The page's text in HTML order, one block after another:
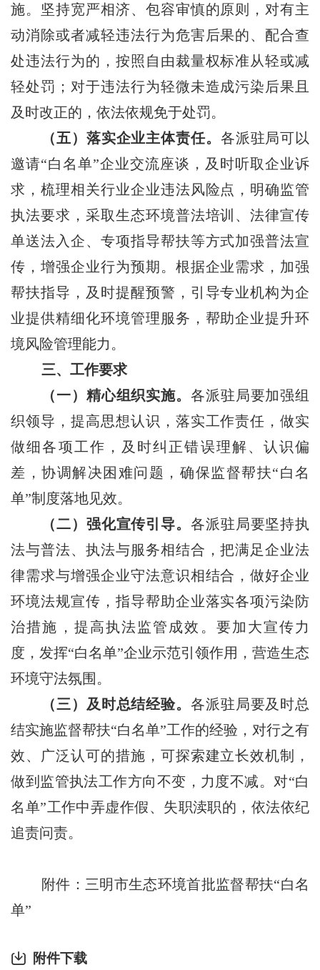
施。坚持宽严相济、包容审慎的原则，对有主
动消除或者减轻违法行为危害后果的、配合查
处违法行为的，按照自由裁量权标准从轻或减
轻处罚；对于违法行为轻微未造成污染后果且
及时改正的，依法依规免于处罚。
（五）落实企业主体责任。 各派驻局可以
邀请“白名单”企业交流座谈，及时听取企业诉
求，梳理相关行业企业违法风险点，明确监管
执法要求，采取生态环境普法培训、法律宣传
单送法入企、专项指导帮扶等方式加强普法宣
传，增强企业行为预期。根据企业需求，加强
帮扶指导，及时提醒预警，引导专业机构为企
业提供精细化环境管理服务，帮助企业提升环
境风险管理能力。
三、工作要求
（一）精心组织实施。 各派驻局要加强组
织领导，提高思想认识，落实工作责任，做实
做细各项工作，及时纠正错误理解、认识偏
差，协调解决困难问题，确保监督帮扶“白名
单”制度落地见效。
（二）强化宣传引导。 各派驻局要坚持执
法与普法、执法与服务相结合，把满足企业法
律需求与增强企业守法意识相结合，做好企业
环境法规宣传，指导帮助企业落实各项污染防
治措施，提高执法监管成效。要加大宣传力
度，发挥“白名单”企业示范引领作用，营造生态
环境守法氛围。
（三）及时总结经验。 各派驻局要及时总
结实施监督帮扶“白名单”工作的经验，对行之有
效、广泛认可的措施，可探索建立长效机制，
做到监管执法工作方向不变，力度不减。对“白
名单”工作中弄虚作假、失职渎职的，依法依纪
追责问责。
附件：三明市生态环境首批监督帮扶“白名
单”
附件下载